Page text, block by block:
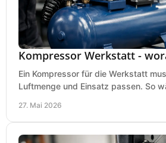
Kompressor Werkstatt -
Ein Kompressor für die Werkstatt
Luftmenge und Einsatz passen. So
27. Mai 2026